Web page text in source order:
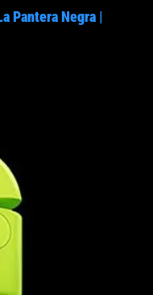
Pantera Negra |